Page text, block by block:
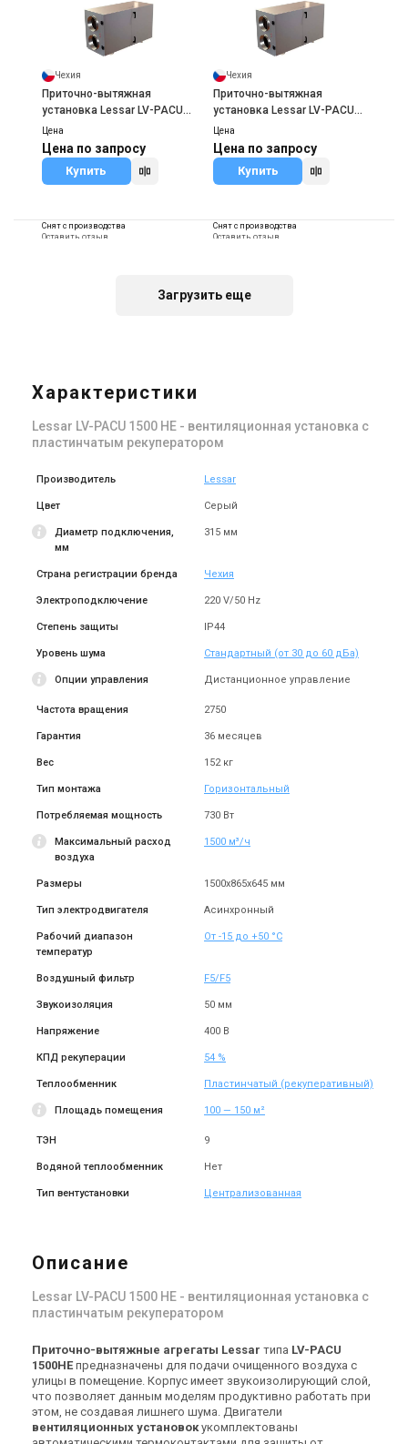
Чехия
Приточно-вытяжная
установка Lessar LV-PACU
1000 HW
Цена
Цена по запросу
Купить
Чехия
Приточно-вытяжная
установка Lessar LV-PACU
1900 HE
Цена
Цена по запросу
Купить
Снят с производства
Оставить отзыв
1500 HW
Цена
Купить
Снят с производства
Оставить отзыв
Купить
Загрузить еще
Характеристики
Lessar LV-PACU 1500 HE - вентиляционная установка с
пластинчатым рекуператором
Производитель Lessar
Цвет Серый
Диаметр подключения,
мм
315 мм
Страна регистрации бренда Чехия
Электроподключение 220 V/50 Hz
Степень защиты IP44
Уровень шума Стандартный (от 30 до 60 дБа)
Опции управления Дистанционное управление
Частота вращения 2750
Гарантия 36 месяцев
Вес 152 кг
Тип монтажа Горизонтальный
Потребляемая мощность 730 Вт
Максимальный расход
воздуха
1500 м³/ч
Размеры 1500x865x645 мм
Тип электродвигателя Асинхронный
Рабочий диапазон
температур
От -15 до +50 °С
Воздушный фильтр F5/F5
Звукоизоляция 50 мм
Напряжение 400 В
КПД рекуперации 54 %
Теплообменник Пластинчатый (рекуперативный)
Площадь помещения 100 — 150 м²
ТЭН 9
Водяной теплообменник Нет
Тип вентустановки Централизованная
Описание
Lessar LV-PACU 1500 HE - вентиляционная установка с
пластинчатым рекуператором
Приточно-вытяжные агрегаты Lessar типа LV-PACU
1500HE предназначены для подачи очищенного воздуха с
улицы в помещение. Корпус имеет звукоизолирующий слой,
что позволяет данным моделям продуктивно работать при
этом, не создавая лишнего шума. Двигатели
вентиляционных установокукомплектованы